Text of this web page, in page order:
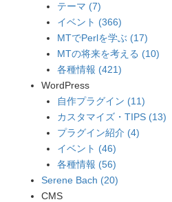
テーマ (7)
イベント (366)
MTでPerlを学ぶ (17)
MTの将来を考える (10)
各種情報 (421)
WordPress
自作プラグイン (11)
カスタマイズ・TIPS (13)
プラグイン紹介 (4)
イベント (46)
各種情報 (56)
Serene Bach (20)
CMS